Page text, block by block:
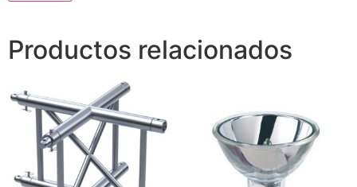
Productos relacionados